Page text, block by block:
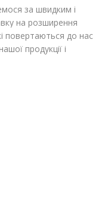
за швидким і
на розширення
повертаються до нас
продукції і